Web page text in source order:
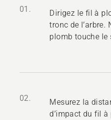
01.
Dirigez le fil à
tronc de l’arbre.
plomb touche le
02.
Mesurez la
d’impact du fil